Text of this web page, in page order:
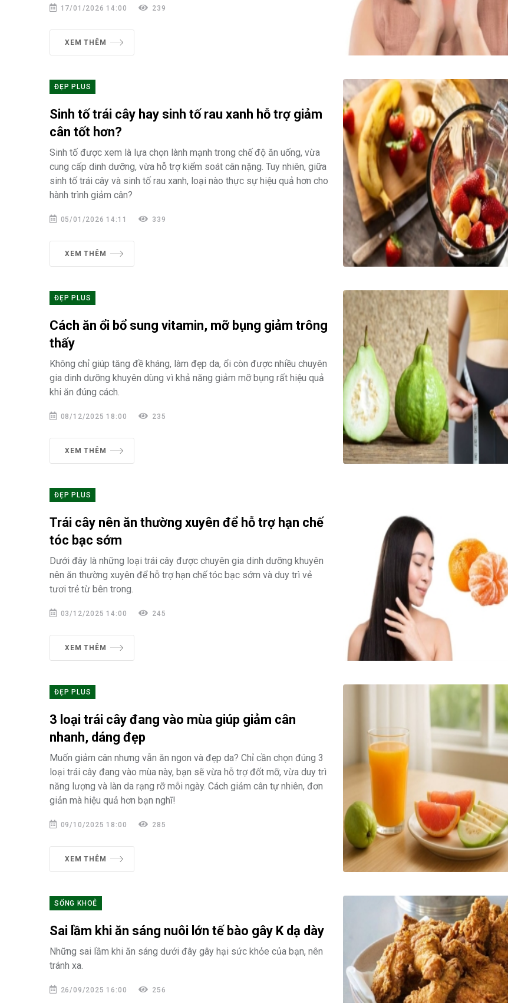
17/01/2026 14:00 239
XEM THÊM
ĐẸP PLUS
Sinh tố trái cây hay sinh tố rau xanh hỗ trợ giảm
cân tốt hơn?
Sinh tố được xem là lựa chọn lành mạnh trong chế độ ăn uống, vừa
cung cấp dinh dưỡng, vừa hỗ trợ kiểm soát cân nặng. Tuy nhiên, giữa
sinh tố trái cây và sinh tố rau xanh, loại nào thực sự hiệu quả hơn cho
hành trình giảm cân?
05/01/2026 14:11 339
XEM THÊM
ĐẸP PLUS
Cách ăn ổi bổ sung vitamin, mỡ bụng giảm trông
thấy
Không chỉ giúp tăng đề kháng, làm đẹp da, ổi còn được nhiều chuyên
gia dinh dưỡng khuyên dùng vì khả năng giảm mỡ bụng rất hiệu quả
khi ăn đúng cách.
08/12/2025 18:00 235
XEM THÊM
ĐẸP PLUS
Trái cây nên ăn thường xuyên để hỗ trợ hạn chế
tóc bạc sớm
Dưới đây là những loại trái cây được chuyên gia dinh dưỡng khuyên
nên ăn thường xuyên để hỗ trợ hạn chế tóc bạc sớm và duy trì vẻ
tươi trẻ từ bên trong.
03/12/2025 14:00 245
XEM THÊM
ĐẸP PLUS
3 loại trái cây đang vào mùa giúp giảm cân
nhanh, dáng đẹp
Muốn giảm cân nhưng vẫn ăn ngon và đẹp da? Chỉ cần chọn đúng 3
loại trái cây đang vào mùa này, bạn sẽ vừa hỗ trợ đốt mỡ, vừa duy trì
năng lượng và làn da rạng rỡ mỗi ngày. Cách giảm cân tự nhiên, đơn
giản mà hiệu quả hơn bạn nghĩ!
09/10/2025 18:00 285
XEM THÊM
SỐNG KHOẺ
Sai lầm khi ăn sáng nuôi lớn tế bào gây K dạ dày
Những sai lầm khi ăn sáng dưới đây gây hại sức khỏe của bạn, nên
tránh xa.
26/09/2025 16:00 256